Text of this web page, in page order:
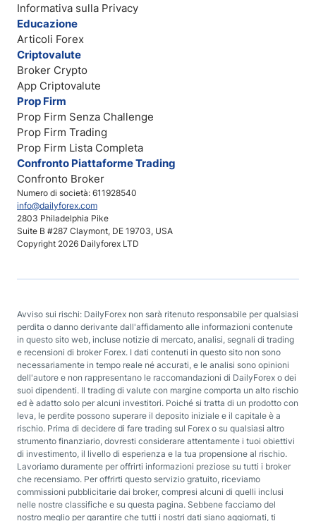
Numero di società: 611928540
info@dailyforex.com
2803 Philadelphia Pike
Suite B #287 Claymont, DE 19703, USA
Copyright 2026 Dailyforex LTD
Informativa sulla Privacy
Educazione
Articoli Forex
Criptovalute
Broker Crypto
App Criptovalute
Prop Firm
Prop Firm Senza Challenge
Prop Firm Trading
Prop Firm Lista Completa
Confronto Piattaforme Trading
Confronto Broker
Avviso sui rischi: DailyForex non sarà ritenuto responsabile per qualsiasi
perdita o danno derivante dall'affidamento alle informazioni contenute
in questo sito web, incluse notizie di mercato, analisi, segnali di trading
e recensioni di broker Forex. I dati contenuti in questo sito non sono
necessariamente in tempo reale né accurati, e le analisi sono opinioni
dell'autore e non rappresentano le raccomandazioni di DailyForex o dei
suoi dipendenti. Il trading di valute con margine comporta un alto rischio
ed è adatto solo per alcuni investitori. Poiché si tratta di un prodotto con
leva, le perdite possono superare il deposito iniziale e il capitale è a
rischio. Prima di decidere di fare trading sul Forex o su qualsiasi altro
strumento finanziario, dovresti considerare attentamente i tuoi obiettivi
di investimento, il livello di esperienza e la tua propensione al rischio.
Lavoriamo duramente per offrirti informazioni preziose su tutti i broker
che recensiamo. Per offrirti questo servizio gratuito, riceviamo
commissioni pubblicitarie dai broker, compresi alcuni di quelli inclusi
nelle nostre classifiche e su questa pagina. Sebbene facciamo del
nostro meglio per garantire che tutti i nostri dati siano aggiornati, ti